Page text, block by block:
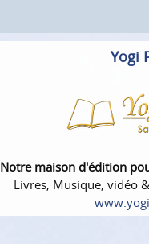
Yogi
Notre maison d'édition
Livres, Musique, vidéo